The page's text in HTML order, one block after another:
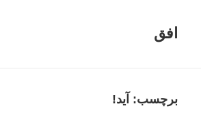
افق
برچسب: آید!